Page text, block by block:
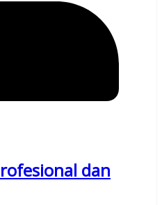
dan